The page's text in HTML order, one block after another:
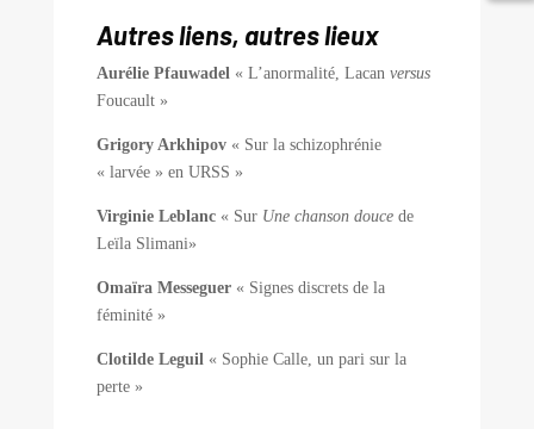
Autres liens, autres lieux
Aurélie Pfauwadel« L’anormalité, Lacan versus
Foucault »
Grigory Arkhipov« Sur la schizophrénie
« larvée » en URSS »
Virginie Leblanc« Sur Une chanson doucede
Leïla Slimani»
Omaïra Messeguer« Signes discrets de la
féminité »
Clotilde Leguil« Sophie Calle, un pari sur la
perte »